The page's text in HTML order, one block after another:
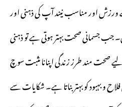
ورزش اور مناسب نیند آپ کی ذہنی اور
جسمانی صحت بہتر ہوتی ہے تو ذہنی
مند طرز زندگی اپنانا مثبت سوچ
و بہبود کو بہتر بناتا ہے۔ شکایات سے